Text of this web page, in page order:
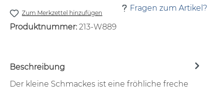
Zum Merkzettel hinzufügen
Fragen zum Artikel?
Produktnummer: 213-W889
Beschreibung
Der kleine Schmackes ist eine fröhliche freche